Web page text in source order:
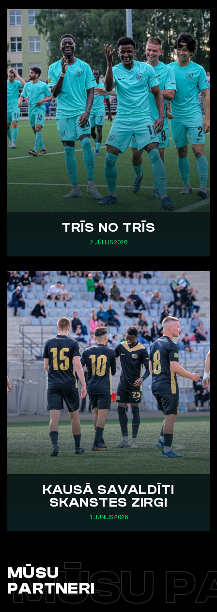
TRĪS NO TRĪS
2 JŪLIJS 2026
KAUSĀ SAVALDĪTI
SKANSTES ZIRGI
1 JŪNIJS 2026
MŪSU
MŪSU
PARTNERI